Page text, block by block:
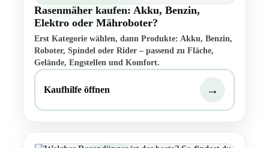
Rasenmäher kaufen: Akku, Benzin,
Elektro oder Mähroboter?
Erst Kategorie wählen, dann Produkte: Akku, Benzin,
Roboter, Spindel oder Rider – passend zu Fläche,
Gelände, Engstellen und Komfort.
Kaufhilfe öffnen →